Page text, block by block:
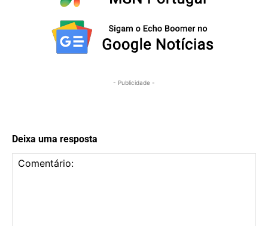
- Publicidade -
Deixa uma resposta